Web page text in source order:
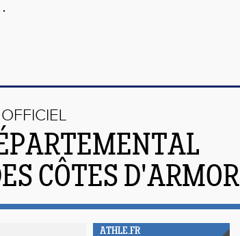
CÔTES D'ARMOR
ATHLE.FR